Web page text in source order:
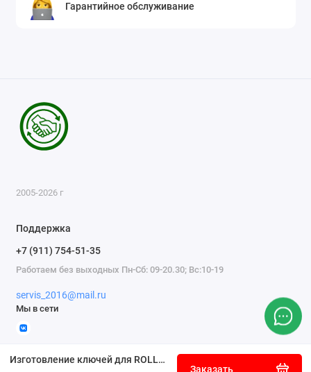
Изготовление ключей для ROLLS ROYCE Wraith
Заказать
Гарантийное обслуживание
2005-2026 г
Поддержка
+7 (911) 754-51-35
Работаем без выходных Пн-Сб: 09-20.30; Вс:10-19
servis_2016@mail.ru
Мы в сети